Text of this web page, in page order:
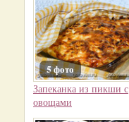
5 фото
Запеканка из пикши с
овощами